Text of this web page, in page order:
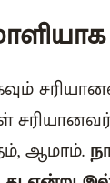
ஆமாம்.